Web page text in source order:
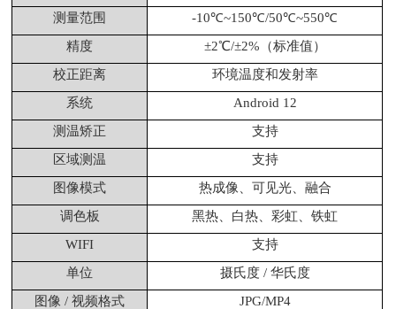
测量范围
-10℃~150℃/50℃~550℃
精度
±2℃/±2%（标准值）
校正距离
环境温度和发射率
系统
Android 12
测温矫正
支持
区域测温
支持
图像模式
热成像、可见光、融合
调色板
黑热、白热、彩虹、铁虹
WIFI
支持
单位
摄氏度 / 华氏度
图像 / 视频格式
JPG/MP4